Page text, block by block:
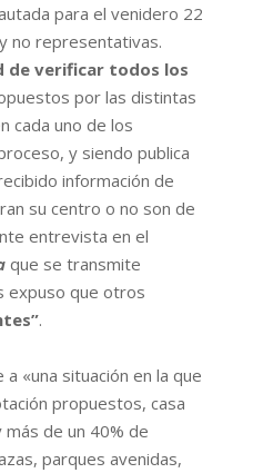
para el venidero 22
no representativas.
de verificar todos los
por las distintas
cada uno de los
y siendo publica
información de
su centro o no son de
entrevista en el
que se transmite
expuso que otros
.
«una situación en la que
propuestos, casa
de un 40% de
parques avenidas,